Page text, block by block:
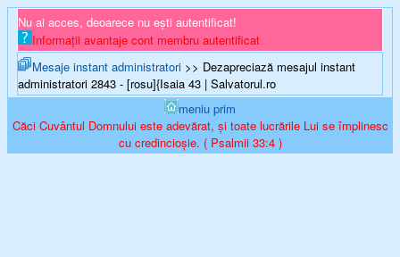
Nu ai acces, deoarece nu ești autentificat!
Informații avantaje cont membru autentificat
Mesaje instant administratori >> Dezapreciază mesajul instant
administratori 2843 - [rosu]{Isaia 43 | Salvatorul.ro
meniu prim
Căci Cuvântul Domnului este adevărat, și toate lucrările Lui se împlinesc
cu credincioșie. ( Psalmii 33:4 )